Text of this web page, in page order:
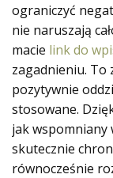
ograniczyć
nie naruszają
macie link do
zagadnieniu.
pozytywnie
stosowane.
jak wspomniany
skutecznie
równocześnie